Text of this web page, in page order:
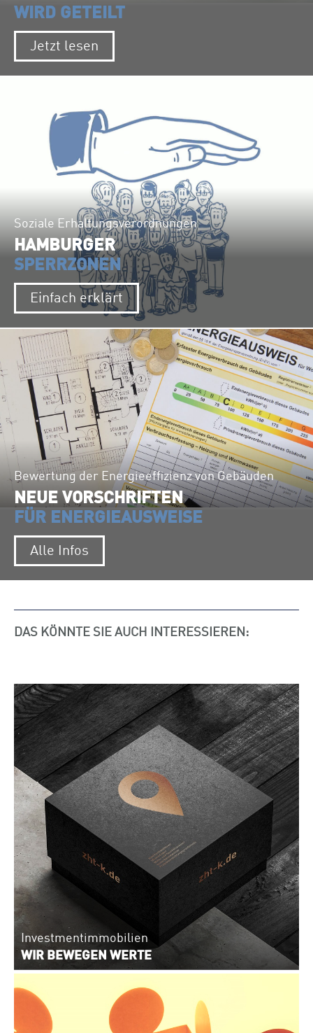
WIRD GETEILT
Jetzt lesen
Soziale Erhaltungsverordnungen
HAMBURGER
SPERRZONEN
Einfach erklärt
Bewertung der Energieeffizienz von Gebäuden
NEUE VORSCHRIFTEN
FÜR ENERGIEAUSWEISE
Alle Infos
DAS KÖNNTE SIE AUCH INTERESSIEREN:
Investmentimmobilien
WIR BEWEGEN WERTE